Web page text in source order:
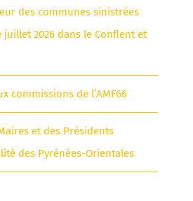
des communes sinistrées
juillet 2026 dans le Conflent et
commissions de l’AMF66
et des Présidents
des Pyrénées-Orientales